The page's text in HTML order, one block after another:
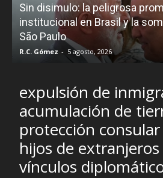
Sin disimulo: la peligrosa
institucional en Brasil y la
São Paulo
R.C. Gómez - 5 agosto, 2026
expulsión de
acumulación de
protección consular
hijos de extranjeros
vínculos